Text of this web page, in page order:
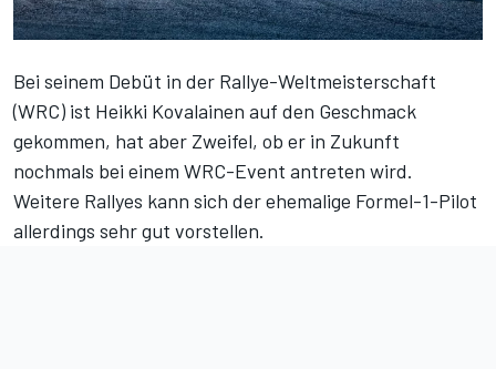
Bei seinem Debüt in der Rallye-Weltmeisterschaft
(WRC) ist Heikki Kovalainen auf den Geschmack
gekommen, hat aber Zweifel, ob er in Zukunft
nochmals bei einem WRC-Event antreten wird.
Weitere Rallyes kann sich der ehemalige Formel-1-Pilot
allerdings sehr gut vorstellen.